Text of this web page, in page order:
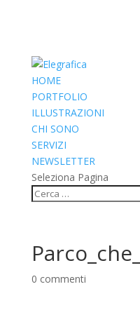
HOME
PORTFOLIO
ILLUSTRAZIONI
CHI SONO
SERVIZI
NEWSLETTER
Seleziona Pagina
0 commenti